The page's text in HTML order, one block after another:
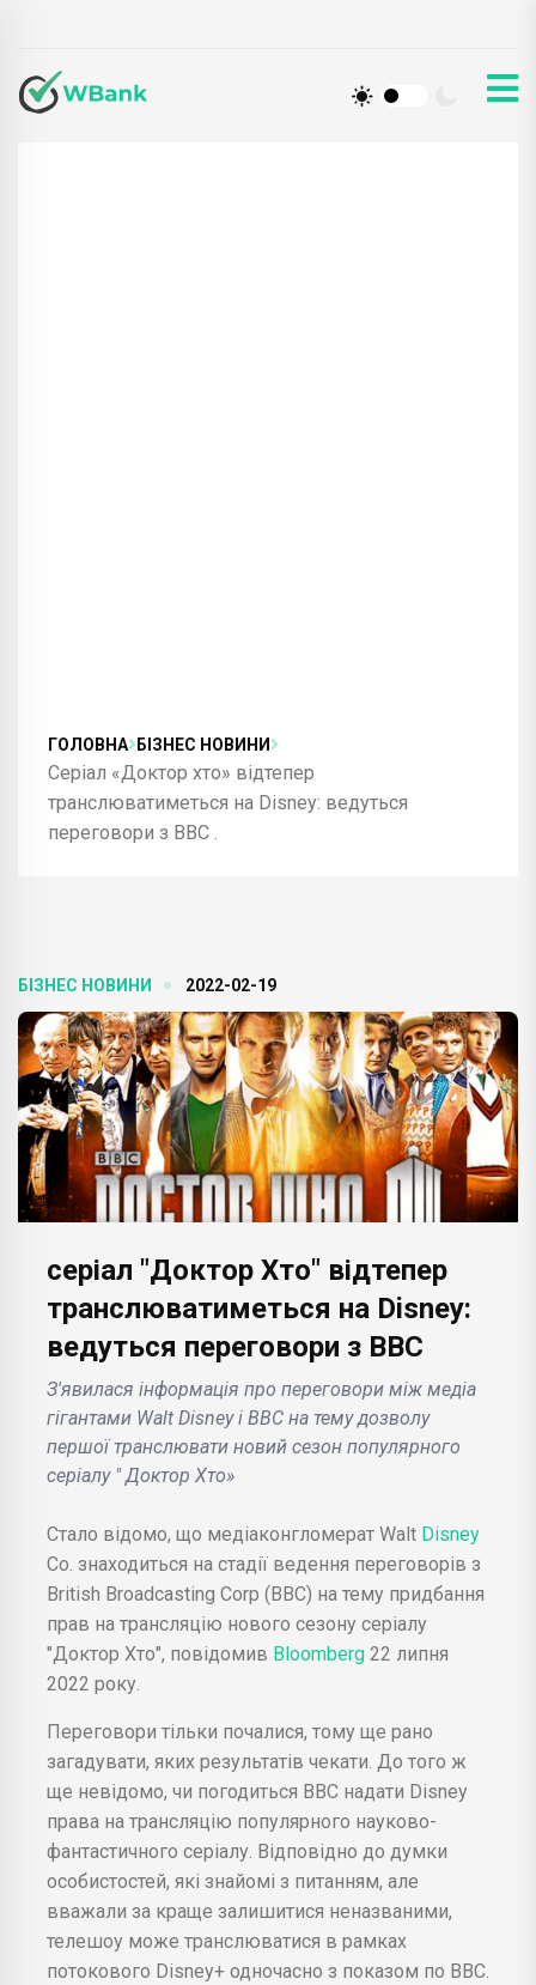
ГОЛОВНА БІЗНЕС НОВИНИ
Серіал «Доктор хто» відтепер
транслюватиметься на Disney: ведуться
переговори з BBC .
БІЗНЕС НОВИНИ 2022-02-19
серіал "Доктор Хто" відтепер
транслюватиметься на Disney:
ведуться переговори з BBC
З'явилася інформація про переговори між медіа
гігантами Walt Disney і BBC на тему дозволу
першої транслювати новий сезон популярного
серіалу " Доктор Хто»
Стало відомо, що медіаконгломерат Walt Disney
Co. знаходиться на стадії ведення переговорів з
British Broadcasting Corp (BBC) на тему придбання
прав на трансляцію нового сезону серіалу
"Доктор Хто", повідомив Bloomberg 22 липня
2022 року.
Переговори тільки почалися, тому ще рано
загадувати, яких результатів чекати. До того ж
ще невідомо, чи погодиться BBC надати Disney
права на трансляцію популярного науково-
фантастичного серіалу. Відповідно до думки
особистостей, які знайомі з питанням, але
вважали за краще залишитися неназваними,
телешоу може транслюватися в рамках
потокового Disney+ одночасно з показом по BBC.